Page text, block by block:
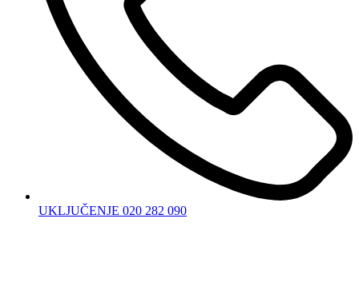
UKLJUČENJE 020 282 090